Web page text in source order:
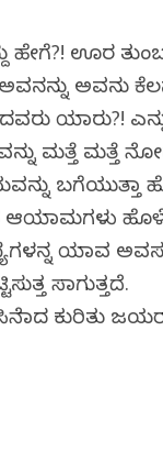
ಹೇಗೆ?! ಊರ
ಅವನು
ಯಾರು?!
ಮತ್ತೆ ಮತ್ತೆ
ಬಗೆಯುತ್ತಾ
ಆಯಾಮಗಳು
ಯಾವ
ಸಾಗುತ್ತದೆ.
ಕುರಿತು